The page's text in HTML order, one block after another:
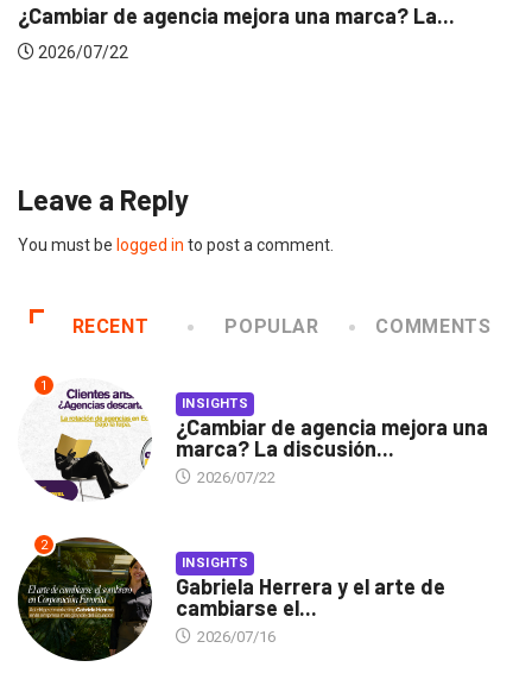
INSIGHTS
Leave a Reply
You must be logged in to post a comment.
RECENT POPULAR COMMENTS
1
INSIGHTS
¿Cambiar de agencia mejora una
marca? La discusión...
2026/07/22
2
INSIGHTS
Gabriela Herrera y el arte de
cambiarse el...
2026/07/16